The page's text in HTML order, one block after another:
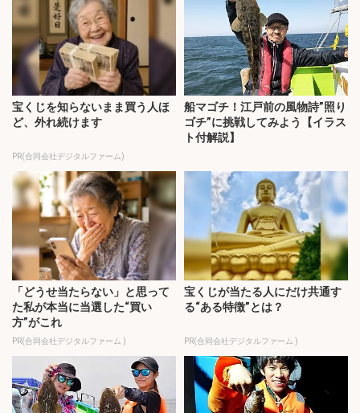
宝くじを知らないまま買う人ほ
ど、外れ続けます
PR(合同会社デジタルファーム)
船マゴチ！江戸前の風物詩”照り
ゴチ”に挑戦してみよう【イラス
ト付解説】
「どうせ当たらない」と思って
た私が本当に当選した“買い
方”がこれ
PR(合同会社デジタルファーム )
宝くじが当たる人にだけ共通す
る“ある特徴”とは？
PR(合同会社デジタルファーム )